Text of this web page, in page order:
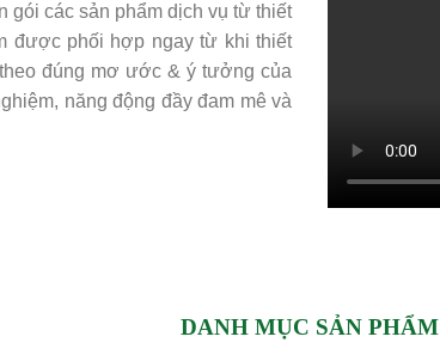
gói các sản phẩm dịch vụ từ thiết
được phối hợp ngay từ khi thiết
đúng mơ ước & ý tưởng của
năng động đầy đam mê và
DANH MỤC SẢN PHẨM